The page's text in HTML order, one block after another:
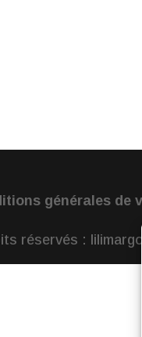
générales de
réservés :